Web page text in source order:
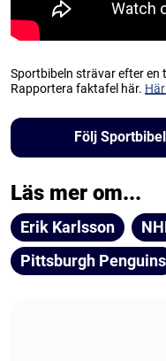
Sportbibeln strävar efter
Rapportera faktafel här.
Följ
Läs mer om...
Erik Karlsson
Pittsburgh Penguins